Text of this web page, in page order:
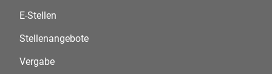
E-Stellen
Stellenangebote
Vergabe